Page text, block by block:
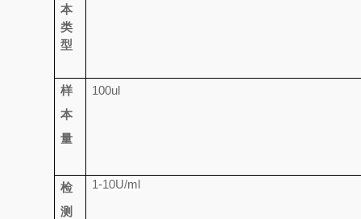
本
类
型
样
本
量
100ul
检
测
1-10U/ml